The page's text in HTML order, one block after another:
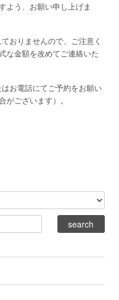
よう、お願い申し上げま
おりませんので、ご注意く
な金額を改めてご連絡いた
お電話にてご予約をお願い
ございます）。